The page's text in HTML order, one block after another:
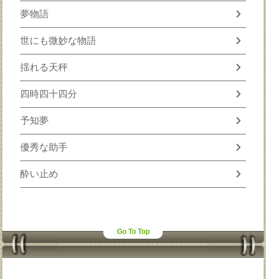
夢物語 chevron_right
世にも微妙な物語 chevron_right
揺れる天秤 chevron_right
四時四十四分 chevron_right
予知夢 chevron_right
優秀な助手 chevron_right
酔い止め chevron_right
Go To Top